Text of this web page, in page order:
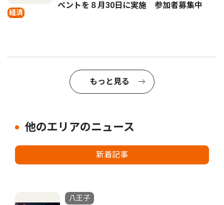
経済
ベントを８月30日に実施 参加者募集中
もっと見る
他のエリアのニュース
新着記事
八王子